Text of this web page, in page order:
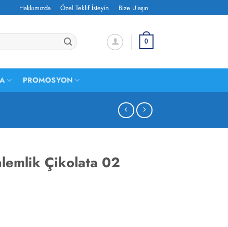
Hakkımızda Özel Teklif İsteyin Bize Ulaşın
0
PROMOSYON
Çikolata 02